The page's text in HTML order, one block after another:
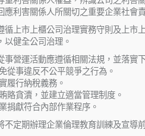
應利害關係人所關切之重要企業社會
循上市上櫃公司治理實務守則及上市
以健全公司治理。
事營運活動應遵循相關法規，並落實
從事違反不公平競爭之行為。
履行納稅義務。
賂貪瀆，並建立適當管理制度。
捐獻符合內部作業程序。
不定期辦理企業倫理教育訓練及宣導